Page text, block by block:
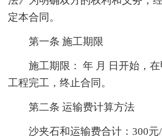
定本合同。
第一条 施工期限
施工期限： 年 月 日开始，
工程完工，终止合同。
第二条 运输费计算方法
沙夹石和运输费合计：300